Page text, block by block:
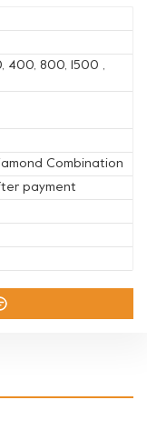
400, 800, 1500 ,
Combination
payment